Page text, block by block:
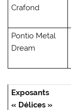
Crafond
Pontio Metal
Dream
Exposants
« Délices »